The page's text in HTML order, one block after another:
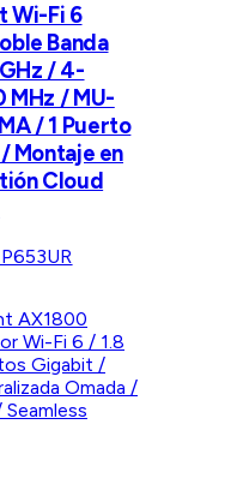
Wi-Fi 6
Banda
/ 4-
MHz / MU-
/ 1 Puerto
Montaje en
Cloud